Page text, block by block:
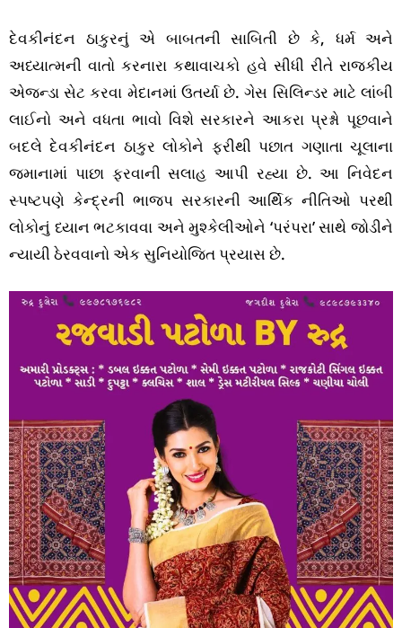
દેવકીનંદન ઠાકુરનું એ બાબતની સાબિતી છે કે, ધર્મ અને
અધ્યાત્મની વાતો કરનારા કથાવાચકો હવે સીધી રીતે રાજકીય
એજન્ડા સેટ કરવા મેદાનમાં ઉતર્યા છે. ગેસ સિલિન્ડર માટે લાંબી
લાઈનો અને વધતા ભાવો વિશે સરકારને આકરા પ્રશ્નો પૂછવાને
બદલે દેવકીનંદન ઠાકુર લોકોને ફરીથી પછાત ગણાતા ચૂલાના
જમાનામાં પાછા ફરવાની સલાહ આપી રહ્યા છે. આ નિવેદન
સ્પષ્ટપણે કેન્દ્રની ભાજપ સરકારની આર્થિક નીતિઓ પરથી
લોકોનું ધ્યાન ભટકાવવા અને મુશ્કેલીઓને ‘પરંપરા’ સાથે જોડીને
ન્યાયી ઠેરવવાનો એક સુનિયોજિત પ્રયાસ છે.